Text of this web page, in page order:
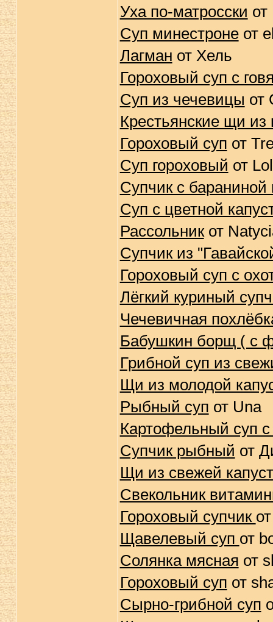
Уха по-матросски от
Суп минестронеот
Лагман от Хель
Гороховый суп с
Суп из чечевицы от
Крестьянские щи
Гороховый суп от
Суп гороховый от
Супчик с
Суп с цветной
Рассольникот
Супчик из
Гороховый суп с
Лёгкий куриный
Чечевичная
Бабушкин борщ ( с
Грибной суп из
Щи из молодой
Рыбный суп от Una
Картофельный суп
Супчик рыбный от
Щи из свежей
Свекольник
Гороховый супчик
Щавелевый суп от
Солянка мясная от
Гороховый суп от
Сырно-грибной суп